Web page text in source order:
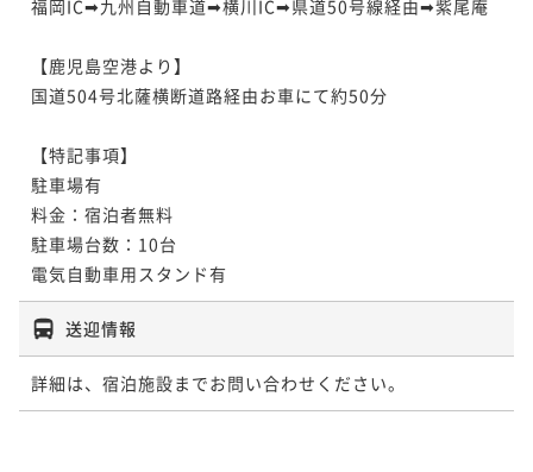
福岡IC➡九州自動車道➡横川IC➡県道50号線経由➡紫尾庵
【鹿児島空港より】
国道504号北薩横断道路経由お車にて約50分
【特記事項】
駐車場有
料金：宿泊者無料
駐車場台数：10台
電気自動車用スタンド有
送迎情報
詳細は、宿泊施設までお問い合わせください。